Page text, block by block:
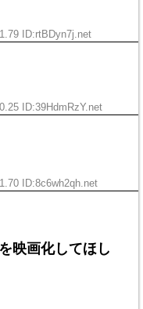
ID:rtBDyn7j.net
ID:39HdmRzY.net
ID:8c6wh2qh.net
映画化してほし